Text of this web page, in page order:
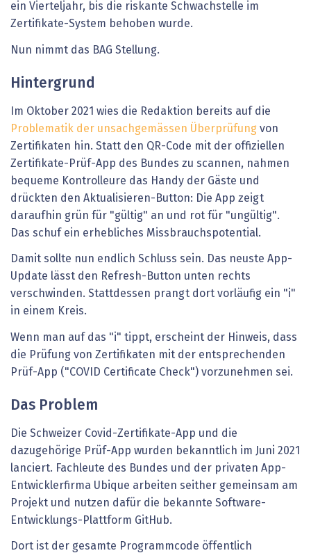
ein Vierteljahr, bis die riskante Schwachstelle im
Zertifikate-System behoben wurde.
Nun nimmt das BAG Stellung.
Hintergrund
Im Oktober 2021 wies die Redaktion bereits auf die
Problematik der unsachgemässen Überprüfung von
Zertifikaten hin. Statt den QR-Code mit der offiziellen
Zertifikate-Prüf-App des Bundes zu scannen, nahmen
bequeme Kontrolleure das Handy der Gäste und
drückten den Aktualisieren-Button: Die App zeigt
daraufhin grün für "gültig" an und rot für "ungültig".
Das schuf ein erhebliches Missbrauchspotential.
Damit sollte nun endlich Schluss sein. Das neuste App-
Update lässt den Refresh-Button unten rechts
verschwinden. Stattdessen prangt dort vorläufig ein "i"
in einem Kreis.
Wenn man auf das "i" tippt, erscheint der Hinweis, dass
die Prüfung von Zertifikaten mit der entsprechenden
Prüf-App ("COVID Certificate Check") vorzunehmen sei.
Das Problem
Die Schweizer Covid-Zertifikate-App und die
dazugehörige Prüf-App wurden bekanntlich im Juni 2021
lanciert. Fachleute des Bundes und der privaten App-
Entwicklerfirma Ubique arbeiten seither gemeinsam am
Projekt und nutzen dafür die bekannte Software-
Entwicklungs-Plattform GitHub.
Dort ist der gesamte Programmcode öffentlich